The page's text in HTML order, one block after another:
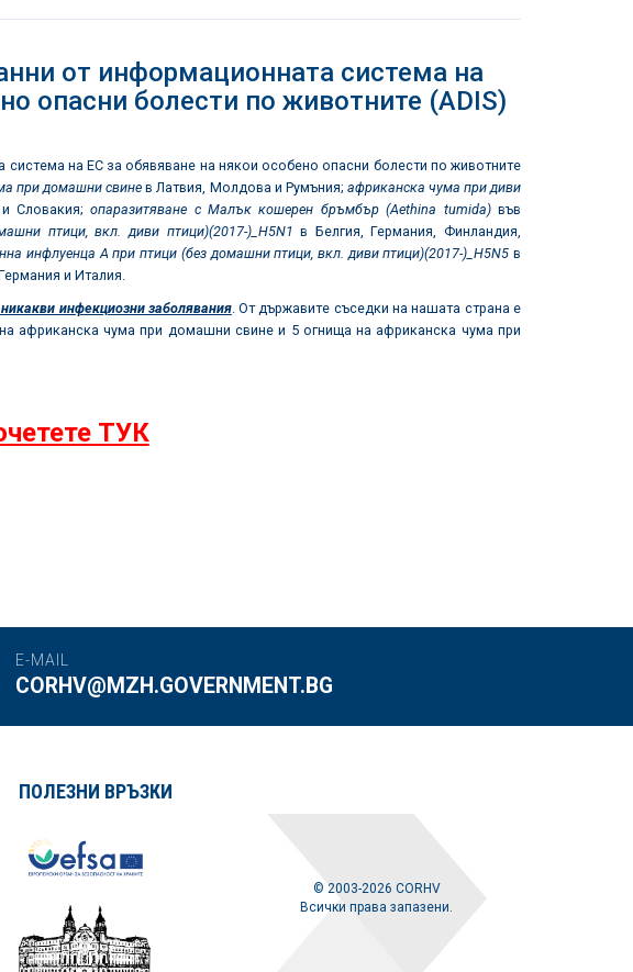
от информационната система на
опасни болести по животните (ADIS)
на ЕС за обявяване на някои особено опасни болести по животните
при домашни свинев Латвия, Молдова и Румъния; африканска чума при диви
и Словакия;опаразитяване с Малък кошерен бръмбър (Aethina tumida)във
птици, вкл. диви птици)(2017-)_ H5N1 в Белгия, Германия, Финландия,
инфлуенца А при птици (без домашни птици, вкл. диви птици)(2017-)_H5N5в
и Италия.
инфекциозни заболявания. От държавите съседки на нашата страна е
африканска чума при домашни свине и 5 огнища на африканска чума при
ТУК
E-MAIL
CORHV@MZH.GOVERNMENT.BG
ПОЛЕЗНИ ВРЪЗКИ
© 2003-2026 CORHV
Всички права запазени.